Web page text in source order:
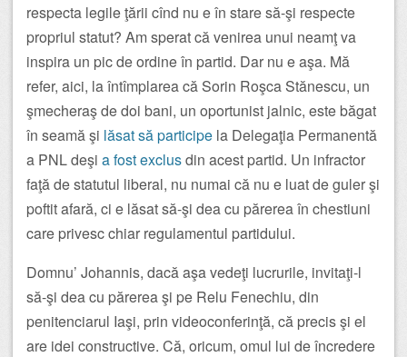
respecta legile ţării cînd nu e în stare să-şi respecte
propriul statut? Am sperat că venirea unui neamţ va
inspira un pic de ordine în partid. Dar nu e aşa. Mă
refer, aici, la întîmplarea că Sorin Roşca Stănescu, un
şmecheraş de doi bani, un oportunist jalnic, este băgat
în seamă şi lăsat să participe la Delegaţia Permanentă
a PNL deşi a fost exclusdin acest partid. Un infractor
faţă de statutul liberal, nu numai că nu e luat de guler şi
poftit afară, ci e lăsat să-şi dea cu părerea în chestiuni
care privesc chiar regulamentul partidului.
Domnu’ Johannis, dacă aşa vedeţi lucrurile, invitaţi-l
să-şi dea cu părerea şi pe Relu Fenechiu, din
penitenciarul Iaşi, prin videoconferinţă, că precis şi el
are idei constructive. Că, oricum, omul lui de încredere